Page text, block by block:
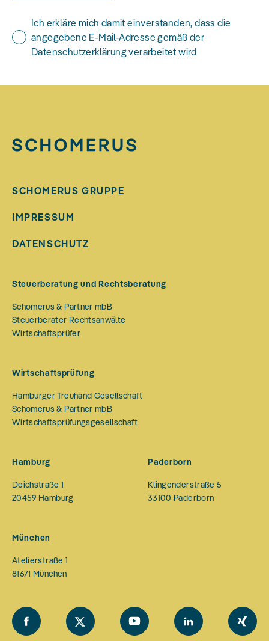
Ich erkläre mich damit einverstanden, dass die
angegebene E-Mail-Adresse gemäß der
Datenschutzerklärung verarbeitet wird
SCHOMERUS GRUPPE
IMPRESSUM
DATENSCHUTZ
Steuerberatung und Rechtsberatung
Schomerus & Partner mbB
Steuerberater Rechtsanwälte
Wirtschaftsprüfer
Wirtschaftsprüfung
Hamburger Treuhand Gesellschaft
Schomerus & Partner mbB
Wirtschaftsprüfungsgesellschaft
Hamburg
Deichstraße 1
20459 Hamburg
Paderborn
Klingenderstraße 5
33100 Paderborn
München
Atelierstraße 1
81671 München